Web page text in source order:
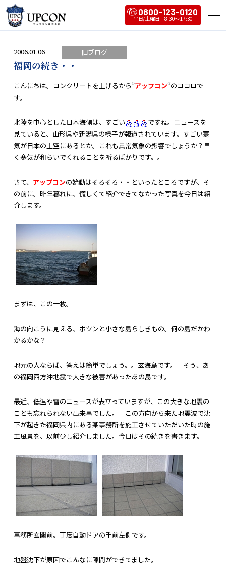
0800-123-0120
2006.01.06 旧ブログ
福岡の続き・・
こんにちは。コンクリートを上げるから”アップコン“のココロで
す。
北陸を中心とした日本海側は、すごい
ですね。ニュースを
見ていると、山形県や新潟県の様子が報道されています。すごい寒
気が日本の上空にあるとか。これも異常気象の影響でしょうか？早
く寒気が和らいでくれることを祈るばかりです。。
さて、 アップコンの始動はそろそろ・・といったところですが、そ
の前に。昨年暮れに、慌しくて紹介できてなかった写真を今日は紹
介します。
まずは、この一枚。
海の向こうに見える、ポツンと小さな島らしきもの。何の島だかわ
かるかな？
地元の人ならば、答えは簡単でしょう。。玄海島です。 そう、あ
の福岡西方沖地震で大きな被害があったあの島です。
最近、低温や雪のニュースが表立っていますが、この大きな地震の
ことも忘れられない出来事でした。 この方向から来た地震波で沈
下が起きた福岡県内にある某事務所を施工させていただいた時の施
工風景を、以前少し紹介しました。今日はその続きを書きます。
事務所玄関前。丁度自動ドアの手前左側です。
地盤沈下が原因でこんなに隙間ができてました。